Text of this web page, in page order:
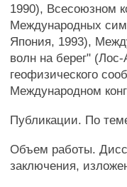
1990), Всесоюзном
Международных
Япония, 1993),
волн на берег"
геофизического
Международном
Публикации. По
Объем работы.
заключения,